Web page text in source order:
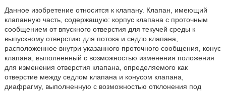
Данное изобретение относится к клапану. Клапан, имеющий
клапанную часть, содержащую: корпус клапана с проточным
сообщением от впускного отверстия для текучей среды к
выпускному отверстию для потока и седло клапана,
расположенное внутри указанного проточного сообщения, конус
клапана, выполненный с возможностью изменения положения
для изменения отверстия клапана, определяемого как
отверстие между седлом клапана и конусом клапана,
диафрагму, выполненную с возможностью отклонения под